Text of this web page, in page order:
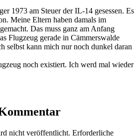
1973 am Steuer der IL-14 gesessen. Es
Meine Eltern haben damals im
Das muss ganz am Anfang
Flugzeug gerade in Cämmerswalde
selbst kann mich nur noch dunkel daran
noch existiert. Ich werd mal wieder
nicht veröffentlicht. Erforderliche